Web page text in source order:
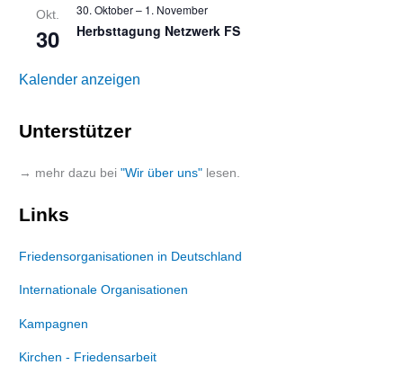
Okt.
30
30. Oktober– 1. November
Herbsttagung Netzwerk FS
Kalender anzeigen
Unterstützer
→ mehr dazu bei"Wir über uns" lesen.
Links
Friedensorganisationen in Deutschland
Internationale Organisationen
Kampagnen
Kirchen - Friedensarbeit